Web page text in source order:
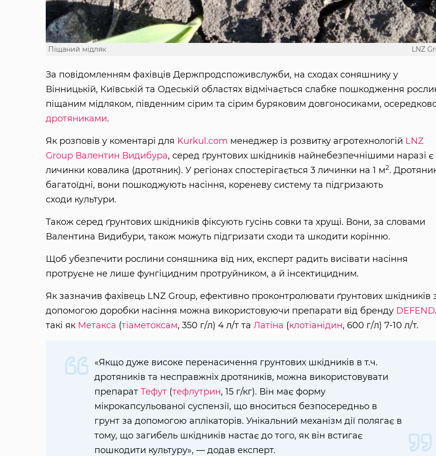
LNZ
Піщаний мідляк
За повідомленням фахівців Держпродспоживслужби, на сходах соняшнику у
Вінницькій, Київській та Одеській областях відмічається слабке пошкодження
піщаним мідляком, південним сірим та сірим буряковим довгоносиками,
дротяниками.
Як розповів у коментарі для Kurkul.com менеджер із розвитку агротехнологій LNZ
Group Валентин Видибура, серед ґрунтових шкідників найнебезпечнішими наразі є
личинки ковалика (дротяник). У регіонах спостерігається 3 личинки на 1 м2.
багатоїдні, вони пошкоджують насіння, кореневу систему та підгризають
сходи культури.
Також серед ґрунтових шкідників фіксують гусінь совки та хрущі. Вони, за словами
Валентина Видибури, також можуть підгризати сходи та шкодити корінню.
Щоб убезпечити рослини соняшника від них, експерт радить висівати насіння
протруєне не лише фунгіцидним протруйником, а й інсектицидним.
Як зазначив фахівець LNZ Group, ефективно проконтролювати ґрунтових шкідників
допомогою доробки насіння можна використовуючи препарати від бренду
такі як Метакса (тіаметоксам, 350 г/л) 4 л/т та Латіна (клотіанідин, 600 г/л) 7-10 л/т.
«Якщо дуже високе перенасичення грунтових шкідників в т.ч.
дротяників та несправжніх дротяників, можна використовувати
препарат Тефут(тефлутрин, 15 г/кг). Він має форму
мікрокапсульованої суспензії, що вноситься безпосередньо в
грунт за допомогою аплікаторів. Унікальний механізм дії полягає в
тому, що загибель шкідників настає до того, як він встигає
пошкодити культуру», — додав експерт.